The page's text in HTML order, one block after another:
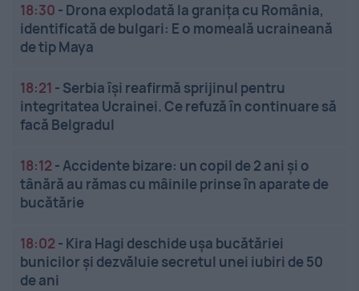
18:30 - Drona explodată la granița cu România,
identificată de bulgari: E o momeală ucraineană
de tip Maya
18:21 - Serbia își reafirmă sprijinul pentru
integritatea Ucrainei. Ce refuză în continuare să
facă Belgradul
18:12 -Accidente bizare: un copil de 2 ani și o
tânără au rămas cu mâinile prinse în aparate de
bucătărie
18:02 - Kira Hagi deschide ușa bucătăriei
bunicilor și dezvăluie secretul unei iubiri de 50
de ani